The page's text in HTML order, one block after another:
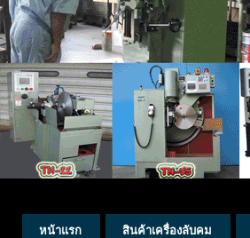
หน้าแรก สินค้าเครื่องลับคม